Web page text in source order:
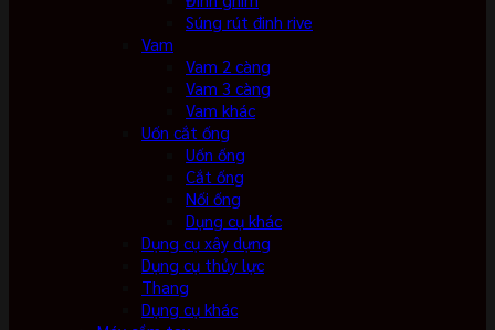
Súng rút đinh rive
Vam
Vam 2 càng
Vam 3 càng
Vam khác
Uốn cắt ống
Uốn ống
Cắt ống
Nối ống
Dụng cụ khác
Dụng cụ xây dựng
Dụng cụ thủy lực
Thang
Dụng cụ khác